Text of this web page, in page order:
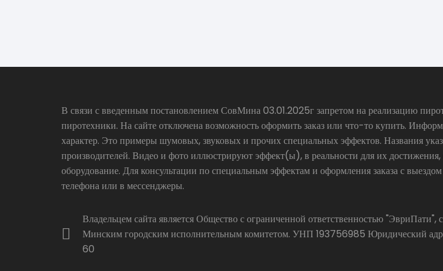
В связи с введенным постановлением СовМина 03.01.2025г запретом на реализацию
пиротехники. На сайте отключена возможность оформить заказ или что-то купить.
характер. Это примеры шумовых, звуковых и прочих специальных эффектов. Названия
производителей. Видео и фото иллюстрируют эффект(ы), в реальности для их
оборудование. Для консультации по специальным эффектам и оформления заказа с
телефона или в мессенджеры.
Владельцем сайта является Общество с ограниченной ответственностью
Минским городским исполнительным комитетом. УНП 193756985 Юридический
60